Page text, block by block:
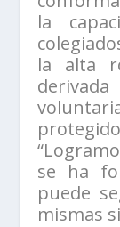
la
la alta
se ha
puede
mismas